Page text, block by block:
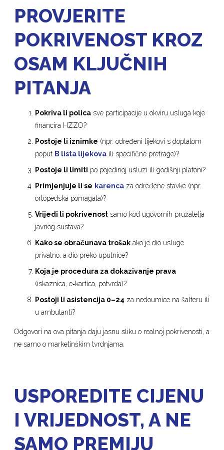
PROVJERITE
POKRIVENOST KROZ
OSAM KLJUČNIH
PITANJA
Pokriva li polica sve participacije u okviru usluga koje
financira HZZO?
Postoje li iznimke (npr. određeni lijekovi s doplatom
poput B lista lijekova ili specifične pretrage)?
Postoje li limiti po pojedinoj usluzi ili godišnji plafoni?
Primjenjuje li se karenca za određene stavke (npr.
ortopedska pomagala)?
Vrijedi li pokrivenost samo kod ugovornih pružatelja
javnog sustava?
Kako se obračunava trošak ako je dio usluge
privatno, a dio preko uputnice?
Koja je procedura za dokazivanje prava
(iskaznica, e‑kartica, potvrda)?
Postoji li asistencija 0–24 za nedoumice na šalteru ili
u ambulanti?
Odgovori na ova pitanja daju jasnu sliku o realnoj pokrivenosti, a
ne samo o marketinškim tvrdnjama.
USPOREDITE CIJENU
I VRIJEDNOST, A NE
SAMO PREMIJU